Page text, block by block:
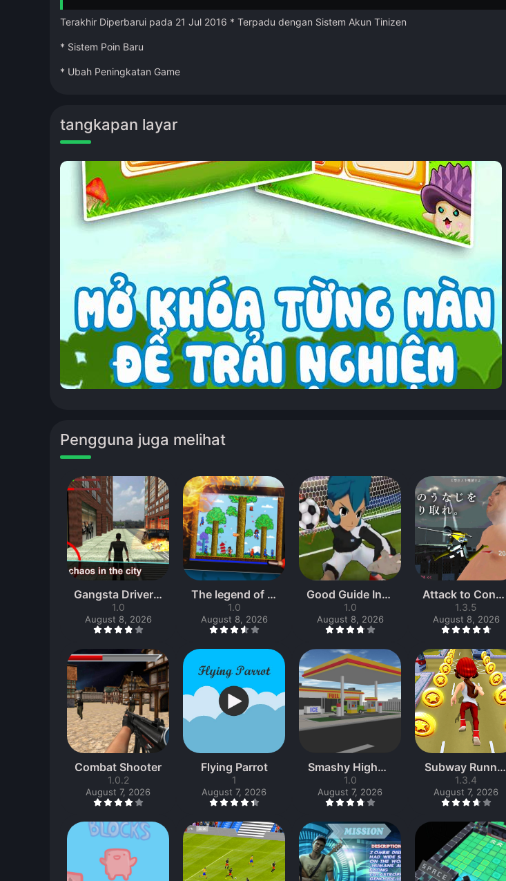
Terakhir Diperbarui pada 21 Jul 2016 * Terpadu dengan Sistem Akun Tinizen
* Sistem Poin Baru
* Ubah Peningkatan Game
tangkapan layar
Pengguna juga melihat
Gangsta Driver v
s Police Chase
1.0
August 8, 2026
The legend of ni
nja
1.0
August 8, 2026
Good Guide Inaz
uma Eleven Go S
trikers 2013
1.0
August 8, 2026
Attack to Conqu
er
1.3.5
August 8, 2026
Combat Shooter
1.0.2
August 7, 2026
Flying Parrot
1
August 7, 2026
Smashy Highwa
y
1.0
August 7, 2026
Subway Runner
s Dash
1.3.4
August 7, 2026